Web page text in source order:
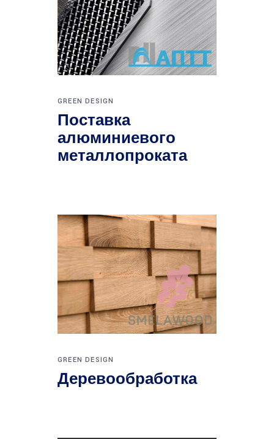
GREEN DESIGN
Поставка
алюминиевого
металлопроката
GREEN DESIGN
Деревообработка